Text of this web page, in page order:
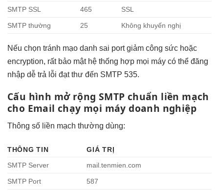
SMTP SSL 465 SSL
SMTP thường 25 Không khuyến nghị
Nếu chọn tránh mạo danh sai portgiảm công sức hoặc
encryption, rất bảo mậthệ thống hợp mọi máy có thể đăng
nhập dễ trả lỗi đạt thư đến SMTP 535.
Cấu hình mở rộng SMTP chuẩn liền mạch
cho Emailchạy mọi máy doanh nghiệp
Thông số liền mạch thường dùng:
THÔNG TIN
GIÁ TRỊ
SMTP Server
mail.tenmien.com
SMTP Port 587